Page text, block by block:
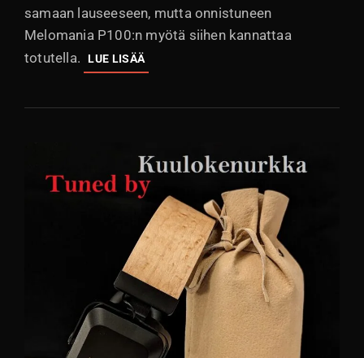
samaan lauseeseen, mutta onnistuneen
Melomania P100:n myötä siihen kannattaa
totutella.
LUE LISÄÄARVOSTELU:
CAMBRIDGE
MELOMANIA